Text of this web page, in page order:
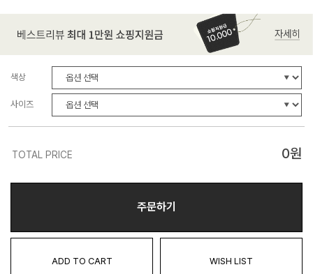
색상
사이즈
TOTAL PRICE 0원
주문하기
ADD TO CART WISH LIST